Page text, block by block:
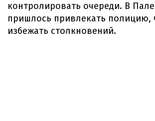
контролировать очереди. В
пришлось привлекать полицию,
избежать столкновений.